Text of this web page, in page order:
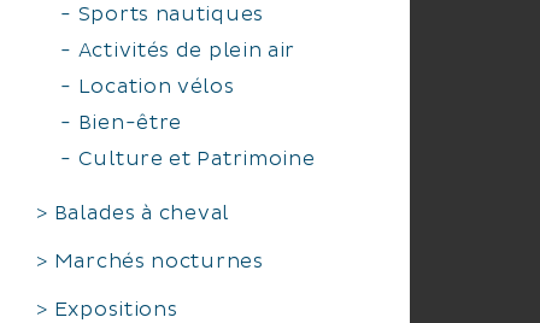
Sports nautiques
Activités de plein air
Location vélos
Bien-être
Culture et Patrimoine
Balades à cheval
Marchés nocturnes
Expositions